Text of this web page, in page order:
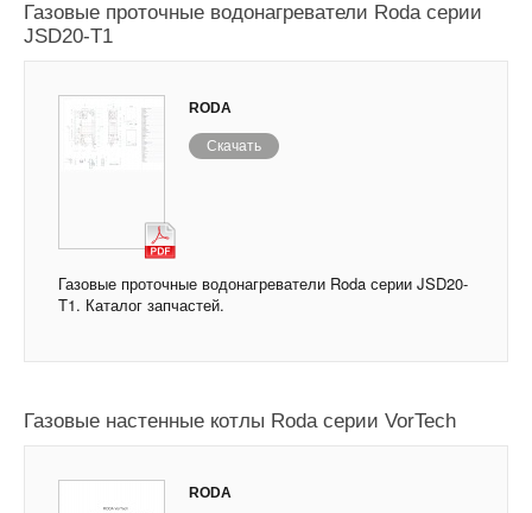
Газовые проточные водонагреватели Roda серии
JSD20-T1
RODA
Скачать
Газовые проточные водонагреватели Roda серии JSD20-
T1. Каталог запчастей.
Газовые настенные котлы Roda серии VorTech
RODA